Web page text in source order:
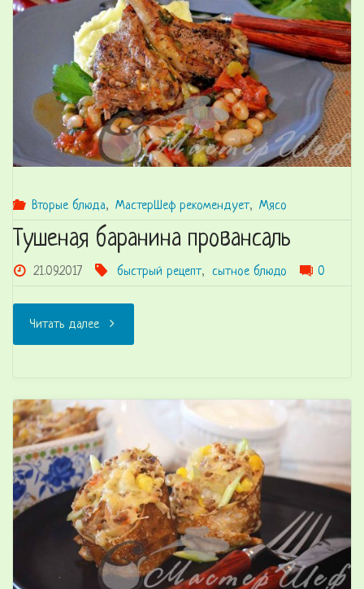
Вторые блюда, МастерШеф рекомендует, Мясо
Тушеная баранина провансаль
21.09.2017 быстрый рецепт, сытное блюдо 0
Читать далее"Тушеная
провансаль"